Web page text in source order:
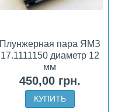
Плунжерная пара ЯМЗ
17.1111150 диаметр 12
мм
450,00 грн.
КУПИТЬ